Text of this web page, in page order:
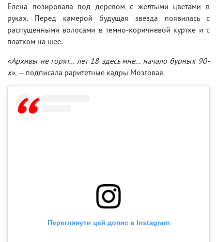
Елена позировала под деревом с желтыми цветами в
руках. Перед камерой будущая звезда появилась с
распущенными волосами в темно-коричневой куртке и с
платком на шее.
«Архивы не горят… лет 18 здесь мне... начало бурных 90-
х», — подписала раритетные кадры Мозговая.
Переглянути цей допис в Instagram